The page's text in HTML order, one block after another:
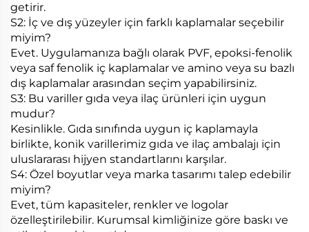
getirir.
S2: İç ve dış yüzeyler için farklı kaplamalar seçebilir
miyim?
Evet. Uygulamanıza bağlı olarak PVF, epoksi-fenolik
veya saf fenolik iç kaplamalar ve amino veya su bazlı
dış kaplamalar arasından seçim yapabilirsiniz.
S3: Bu variller gıda veya ilaç ürünleri için uygun
mudur?
Kesinlikle. Gıda sınıfında uygun iç kaplamayla
birlikte, konik varillerimiz gıda ve ilaç ambalajı için
uluslararası hijyen standartlarını karşılar.
S4: Özel boyutlar veya marka tasarımı talep edebilir
miyim?
Evet, tüm kapasiteler, renkler ve logolar
özelleştirilebilir. Kurumsal kimliğinize göre baskı ve